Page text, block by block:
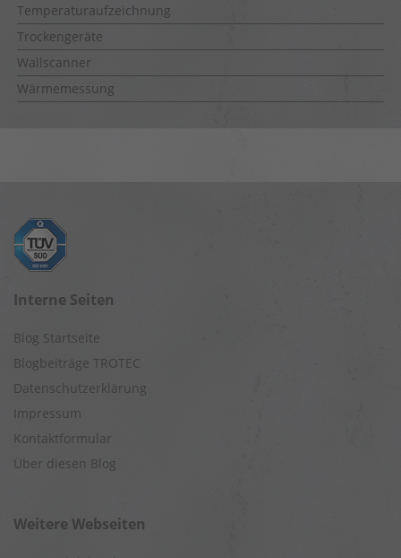
Temperaturaufzeichnung
Trockengeräte
Wallscanner
Wärmemessung
Interne Seiten
Blog Startseite
Blogbeiträge TROTEC
Datenschutzerklärung
Impressum
Kontaktformular
Über diesen Blog
Weitere Webseiten